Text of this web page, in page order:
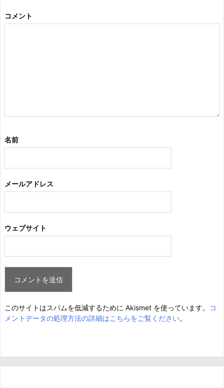
コメント
名前
メールアドレス
ウェブサイト
このサイトはスパムを低減するために Akismet を使っています。
コ
メントデータの処理方法の詳細はこちらをご覧ください。